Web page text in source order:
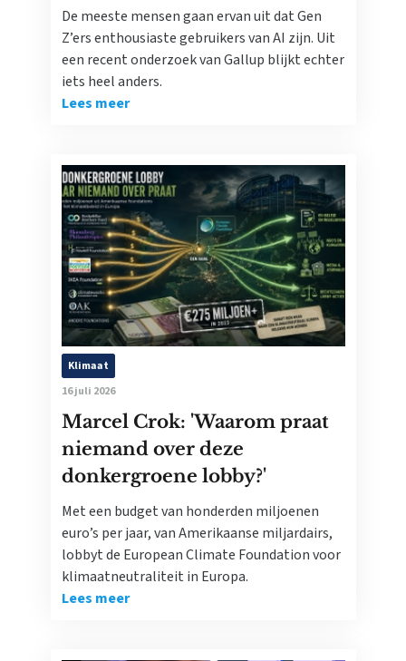
De meeste mensen gaan ervan uit dat Gen
Z’ers enthousiaste gebruikers van AI zijn. Uit
een recent onderzoek van Gallup blijkt echter
iets heel anders.
Lees meer
Klimaat
16 juli 2026
Marcel Crok: 'Waarom praat
niemand over deze
donkergroene lobby?'
Met een budget van honderden miljoenen
euro’s per jaar, van Amerikaanse miljardairs,
lobbyt de European Climate Foundation voor
klimaatneutraliteit in Europa.
Lees meer